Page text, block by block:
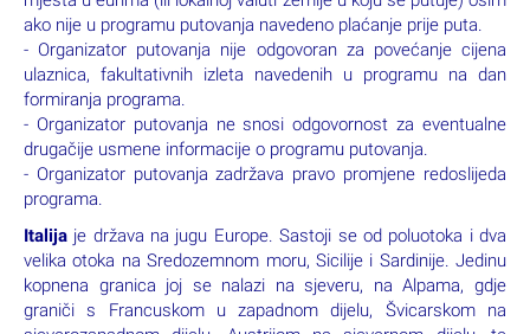
iskaznica ili putovnica), broj, mjesto izdavanja i datum isteka
važenja dokumenta.
- Vremena polazaka zrakoplova u programu navedena su
prema redu letenja zrakoplovne kompanije Ryanair objavljenom
u 2023. godini i podložna su promjeni.
- Zrakoplovne pristojbe podložne su promjenama i konačni
iznos pristojbi potvrđuje se na dan izdavanja zrakoplovne karte.
- Završno pismo vam dostavljamo e-mailom najkasnije 72 sata
prije putovanja – to je završni dokument potreban za putovanje
(sadrži informacije o točnom vremenu polaska, kontakt i ime
voditelja putovanja i sl.).
- Fakultativnu ponudu (ulaznice, večere i slično) plaćate na licu
mjesta u eurima (ili lokalnoj valuti zemlje u koju se putuje) osim